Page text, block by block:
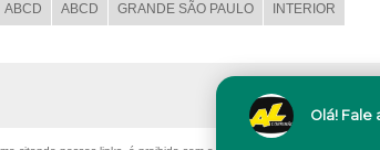
ABCD ABCD GRANDE SÃO PAULO INTERIOR
Olá! Fale